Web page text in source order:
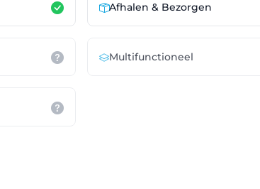
Afhalen & Bezorgen
Multifunctioneel